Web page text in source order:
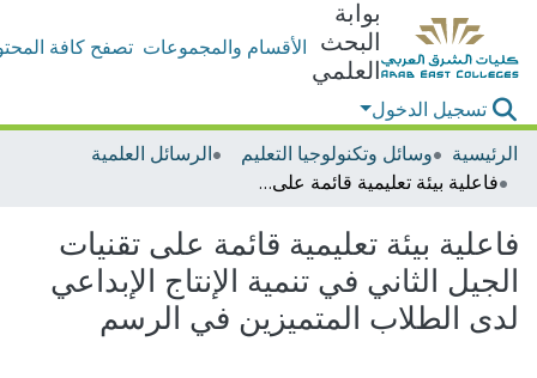
بوابة
البحث
العلمي
الأقسام والمجموعات تصفح كافة
تسجيل الدخول
الرئيسية
وسائل وتكنولوجيا التعليم
الرسائل العلمية
فاعلية بيئة تعليمية قائمة على تقنيات الجيل الثاني في تنمية الإنتاج الإبداعي لدى الطلاب المتميزين في الرسم
فاعلية بيئة تعليمية قائمة على تقنيات
الجيل الثاني في تنمية الإنتاج الإبداعي
لدى الطلاب المتميزين في الرسم